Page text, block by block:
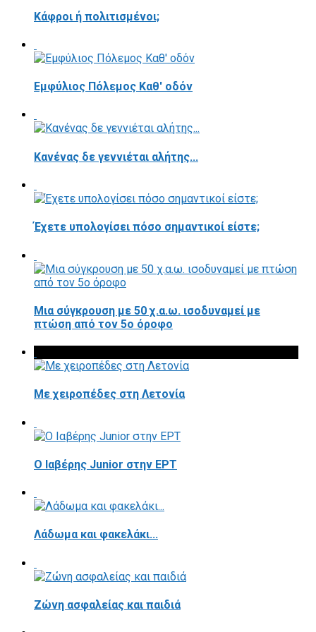
Κάφροι ή πολιτισμένοι;
Εμφύλιος Πόλεμος Καθ' οδόν
Κανένας δε γεννιέται αλήτης...
Έχετε υπολογίσει πόσο σημαντικοί είστε;
Μια σύγκρουση με 50 χ.α.ω. ισοδυναμεί με
πτώση από τον 5ο όροφο
Με χειροπέδες στη Λετονία
Ο Ιαβέρης Junior στην ΕΡΤ
Λάδωμα και φακελάκι...
Ζώνη ασφαλείας και παιδιά